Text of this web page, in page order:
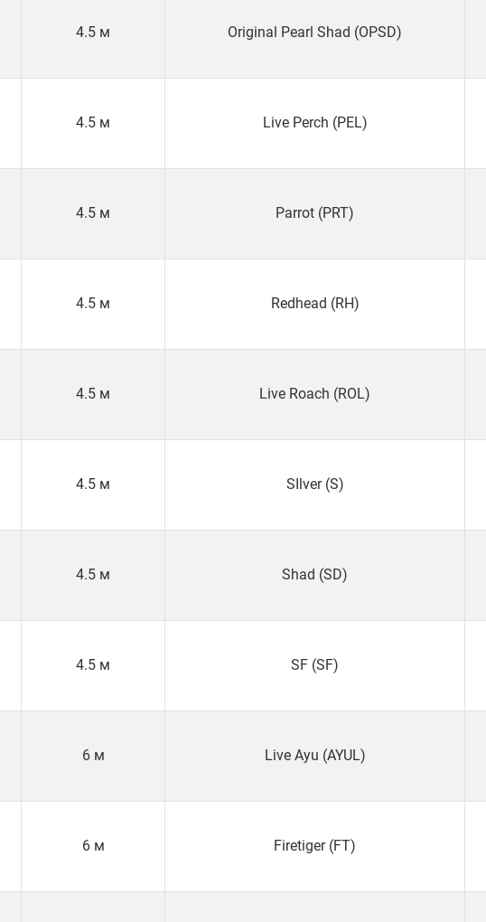
4.5 м Original Pearl Shad (OPSD)
4.5 м Live Perch (PEL)
4.5 м Parrot (PRT)
4.5 м Redhead (RH)
4.5 м Live Roach (ROL)
4.5 м SIlver (S)
4.5 м Shad (SD)
4.5 м SF (SF)
6 м Live Ayu (AYUL)
6 м Firetiger (FT)